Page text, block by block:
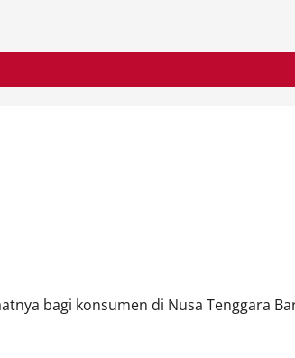
bagi konsumen di Nusa Tenggara